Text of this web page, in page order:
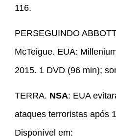
116.
PERSEGUINDO
McTeigue. EUA:
2015. 1 DVD (96 min);
TERRA. NSA: EUA
ataques terroristas após
Disponível em: